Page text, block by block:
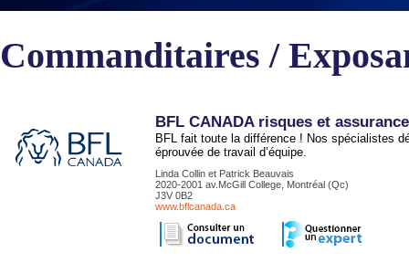
Commanditaires /
BFL CANADA risques et
BFL fait toute la différence ! Nos spécialistes
éprouvée de travail d’équipe.
Linda Collin et Patrick Beauvais
2020-2001 av.McGill College, Montréal (Qc)
J3V 0B2
www.bflcanada.ca